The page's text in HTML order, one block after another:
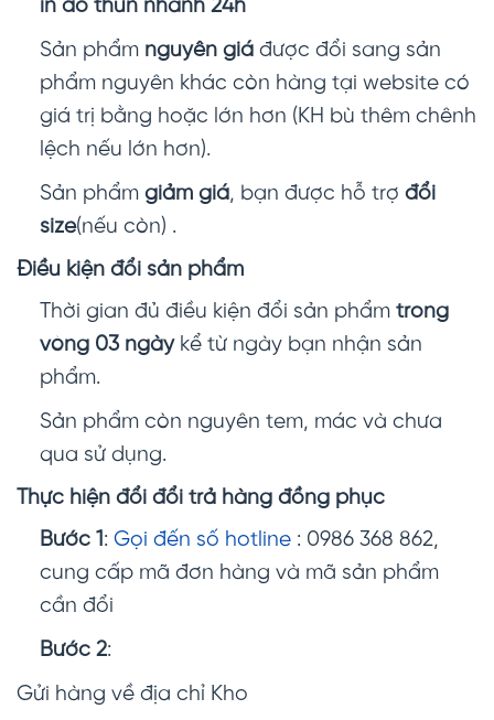
in áo thun nhanh 24h
Sản phẩm nguyên giáđược đổi sang sản
phẩm nguyên khác còn hàng tại website có
giá trị bằng hoặc lớn hơn (KH bù thêm chênh
lệch nếu lớn hơn).
Sản phẩm giảm giá, bạn được hỗ trợ đổi
size(nếu còn) .
Điều kiện đổi sản phẩm
Thời gian đủ điều kiện đổi sản phẩm trong
vòng 03 ngàykể từ ngày bạn nhận sản
phẩm.
Sản phẩm còn nguyên tem, mác và chưa
qua sử dụng.
Thực hiện đổi đổi trả hàng đồng phục
Bước 1: Gọi đến số hotline: 0986 368 862,
cung cấp mã đơn hàng và mã sản phẩm
cần đổi
Bước 2:
Gửi hàng về địa chỉ Kho